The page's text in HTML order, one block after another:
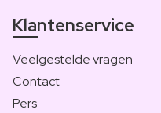
Klantenservice
Veelgestelde vragen
Contact
Pers